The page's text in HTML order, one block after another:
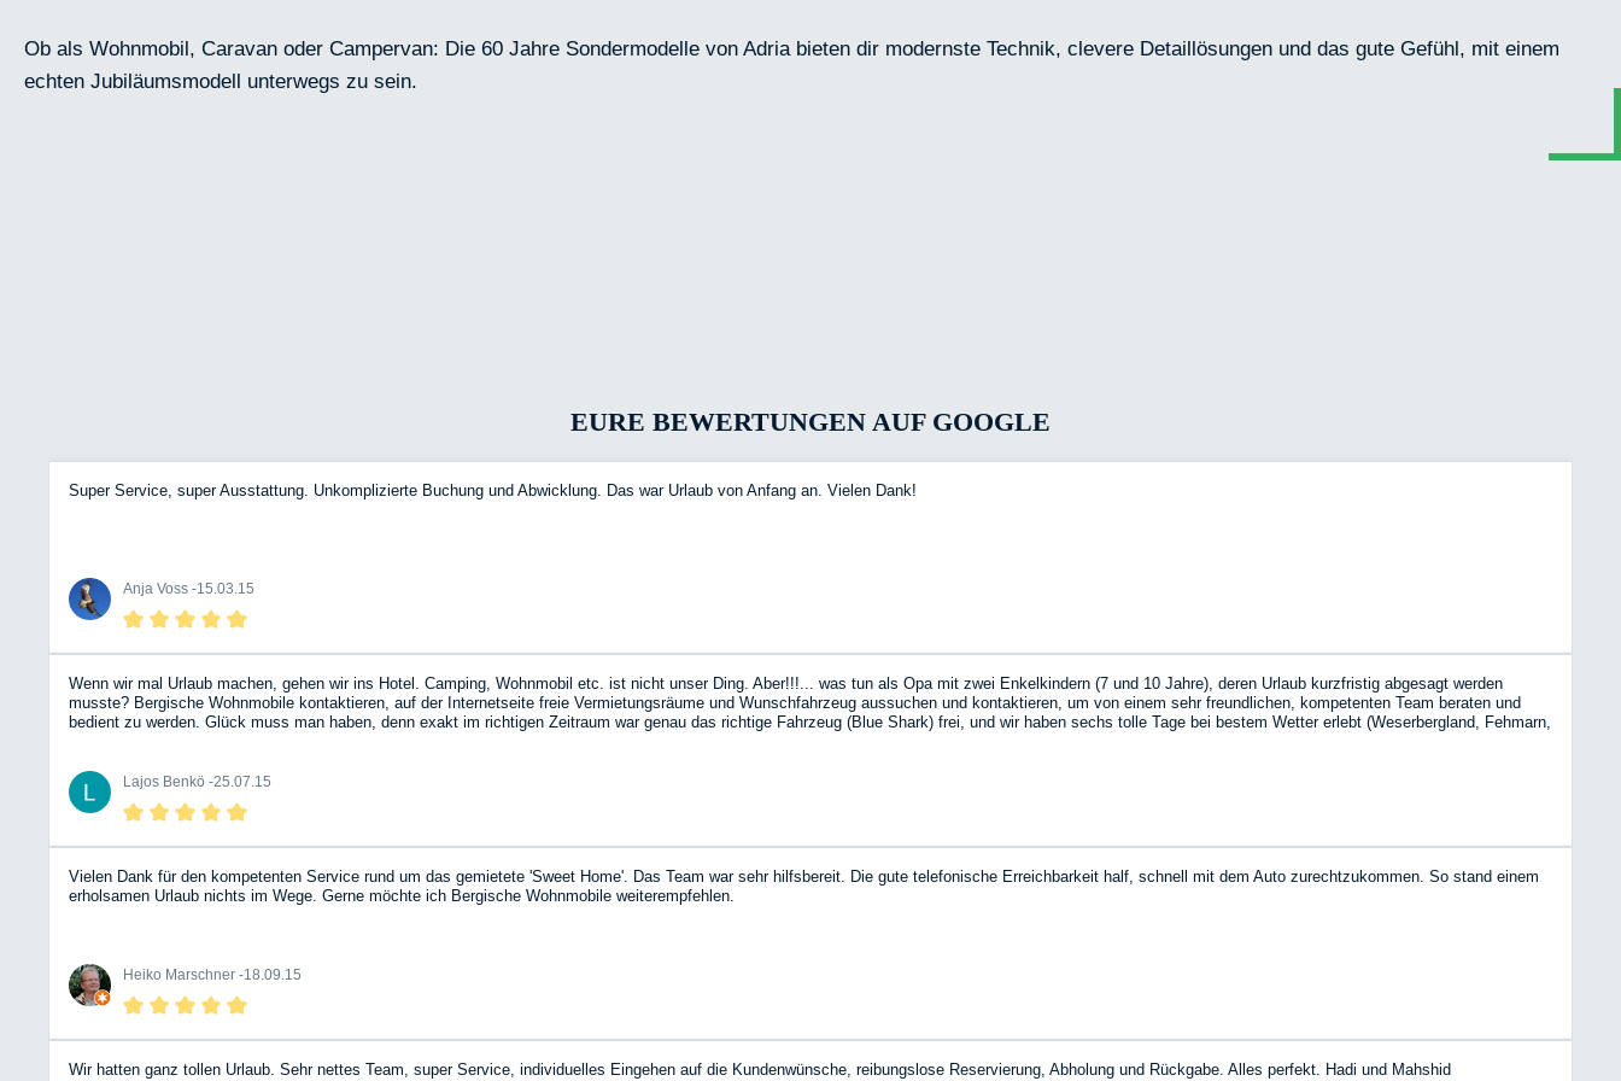
Ob als Wohnmobil, Caravan oder Campervan: Die 60 Jahre Sondermodelle von Adria bieten dir modernste Technik, clevere Detaillösungen und das gute Gefühl, mit einem
echten Jubiläumsmodell unterwegs zu sein.
EURE BEWERTUNGEN AUF GOOGLE
Super Service, super Ausstattung. Unkomplizierte Buchung und Abwicklung. Das war Urlaub von Anfang an. Vielen Dank!
Anja Voss -15.03.15
Wenn wir mal Urlaub machen, gehen wir ins Hotel. Camping, Wohnmobil etc. ist nicht unser Ding. Aber!!!... was tun als Opa mit zwei Enkelkindern (7 und 10 Jahre), deren Urlaub kurzfristig abgesagt werden
musste? Bergische Wohnmobile kontaktieren, auf der Internetseite freie Vermietungsräume und Wunschfahrzeug aussuchen und kontaktieren, um von einem sehr freundlichen, kompetenten Team beraten und
bedient zu werden. Glück muss man haben, denn exakt im richtigen Zeitraum war genau das richtige Fahrzeug (Blue Shark) frei, und wir haben sechs tolle Tage bei bestem Wetter erlebt (Weserbergland, Fehmarn,
Lajos Benkö -25.07.15
Vielen Dank für den kompetenten Service rund um das gemietete 'Sweet Home'. Das Team war sehr hilfsbereit. Die gute telefonische Erreichbarkeit half, schnell mit dem Auto zurechtzukommen. So stand einem
erholsamen Urlaub nichts im Wege. Gerne möchte ich Bergische Wohnmobile weiterempfehlen.
Heiko Marschner -18.09.15
Wir hatten ganz tollen Urlaub. Sehr nettes Team, super Service, individuelles Eingehen auf die Kundenwünsche, reibungslose Reservierung, Abholung und Rückgabe. Alles perfekt. Hadi und Mahshid